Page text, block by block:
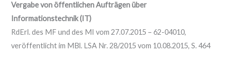
Vergabe von öffentlichen Aufträgen über
Informationstechnik (IT)
RdErl. des MF und des MI vom 27.07.2015 – 62-04010,
veröffentlicht im MBl. LSA Nr. 28/2015 vom 10.08.2015, S. 464